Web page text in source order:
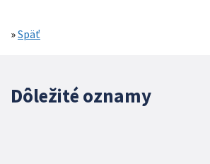
»Späť
Dôležité oznamy